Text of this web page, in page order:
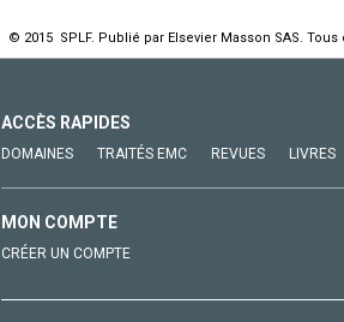
© 2015 SPLF. Publié par Elsevier Masson SAS. Tous
ACCÈS RAPIDES
DOMAINES TRAITÉS EMC REVUES LIVRES
MON COMPTE
CRÉER UN COMPTE